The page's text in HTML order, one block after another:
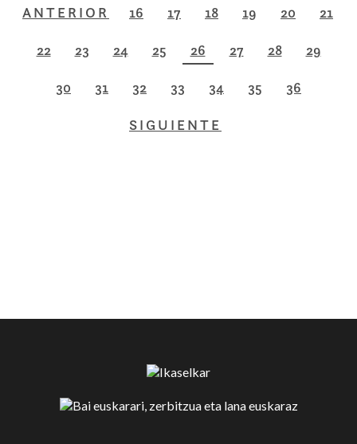
ANTERIOR
16 17 18 19 20 21
22 23 24 25 26 27 28 29
30 31 32 33 34 35 36
SIGUIENTE